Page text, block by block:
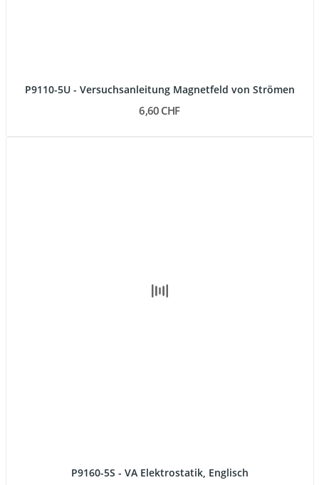
P9110-5U - Versuchsanleitung Magnetfeld von Strömen
6,60 CHF
P9160-5S - VA Elektrostatik, Englisch